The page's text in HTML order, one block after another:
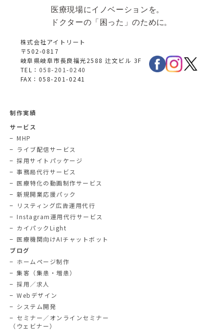
株式会社アイトリート
〒502-0817
岐阜県岐阜市長良福光2588 辻文ビル 3F
TEL： 058-201-0240
FAX：058-201-0241
制作実績
サービス
MHP
ライブ配信サービス
採用サイトパッケージ
事務局代行サービス
医療特化の動画制作サービス
新規開業応援パック
リスティング広告運用代行
Instagram運用代行サービス
カイパックLight
医療機関向けAIチャットボット
ブログ
ホームページ制作
集客（集患・増患）
採用／求人
Webデザイン
システム開発
セミナー／オンラインセミナー
（ウェビナー）